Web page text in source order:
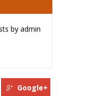
by admin
Google+